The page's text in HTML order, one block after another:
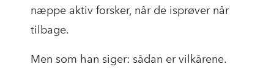
næppe aktiv forsker, når de isprøver når
tilbage.
Men som han siger: sådan er vilkårene.